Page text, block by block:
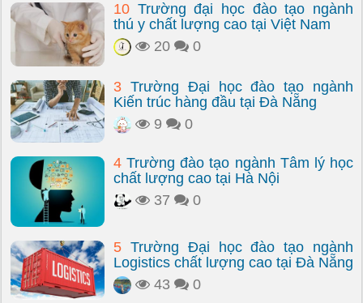
10 Trường đại học đào tạo ngành
thú y chất lượng cao tại Việt Nam
20
0
3 Trường Đại học đào tạo ngành
Kiến trúc hàng đầu tại Đà Nẵng
9
0
4 Trường đào tạo ngành Tâm lý học
chất lượng cao tại Hà Nội
37
0
5 Trường Đại học đào tạo ngành
Logistics chất lượng cao tại Đà Nẵng
43
0